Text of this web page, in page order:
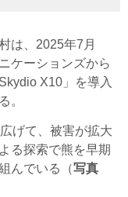
は、2025年7月
ケーションズから
X10」を導入
。
げて、被害が拡大
る探索で熊を早期
んでいる（写真